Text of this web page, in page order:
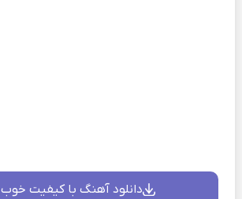
دانلود آهنگ با کیفیت خوب 128